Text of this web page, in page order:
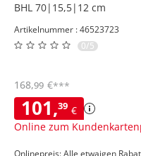
BHL 70|15,5|12 cm
Artikelnummer : 46523723
0/5
101,39 €
Online zum
168,99 €***
Onlinepreis: Alle etwaigen